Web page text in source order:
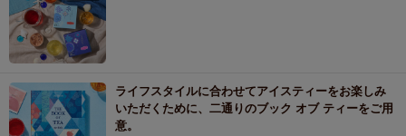
ライフスタイルに合わせてアイスティーをお楽しみ
いただくために、二通りのブック オブ ティーをご用
意。